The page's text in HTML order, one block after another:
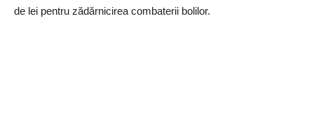
de lei pentru zădărnicirea combaterii bolilor.